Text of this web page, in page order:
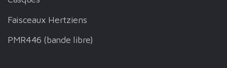
Faisceaux Hertziens
PMR446 (bande libre)